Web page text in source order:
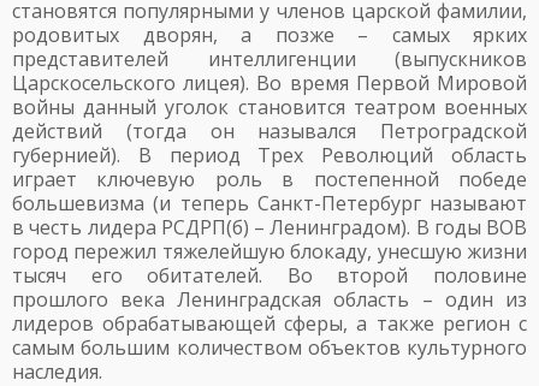
становятся популярными у членов царской фамилии,
родовитых дворян, а позже – самых ярких
представителей интеллигенции (выпускников
Царскосельского лицея). Во время Первой Мировой
войны данный уголок становится театром военных
действий (тогда он назывался Петроградской
губернией). В период Трех Революций область
играет ключевую роль в постепенной победе
большевизма (и теперь Санкт-Петербург называют
в честь лидера РСДРП(б) – Ленинградом). В годы ВОВ
город пережил тяжелейшую блокаду, унесшую жизни
тысяч его обитателей. Во второй половине
прошлого века Ленинградская область – один из
лидеров обрабатывающей сферы, а также регион с
самым большим количеством объектов культурного
наследия.